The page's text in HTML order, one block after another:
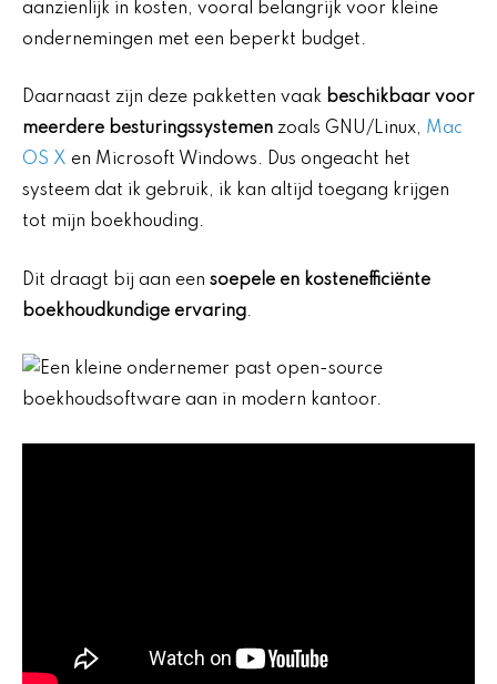
aanzienlijk in kosten, vooral belangrijk voor kleine
ondernemingen met een beperkt budget.
Daarnaast zijn deze pakketten vaak beschikbaar voor
meerdere besturingssystemen zoals GNU/Linux, Mac
OS X en Microsoft Windows. Dus ongeacht het
systeem dat ik gebruik, ik kan altijd toegang krijgen
tot mijn boekhouding.
Dit draagt bij aan een soepele en kostenefficiënte
boekhoudkundige ervaring.